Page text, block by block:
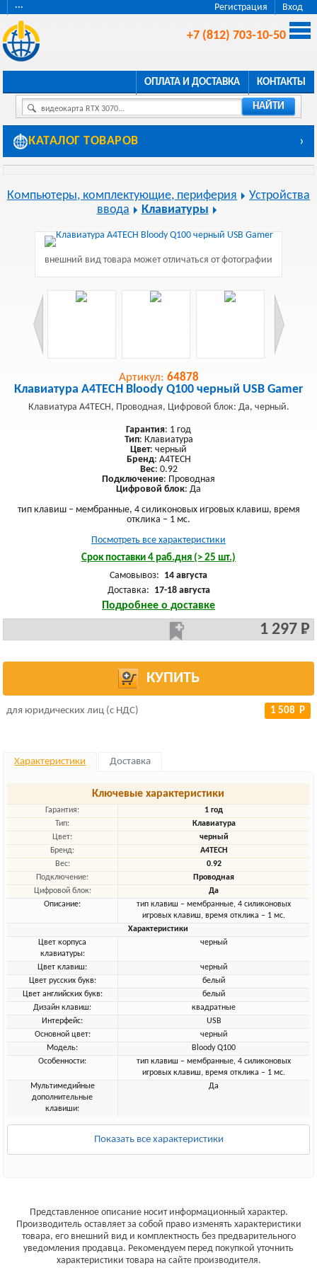
Регистрация Вход
···
+7 (812) 703-10-50
ОПЛАТА И ДОСТАВКА КОНТАКТЫ
видеокарта RTX 3070... НАЙТИ
КАТАЛОГ ТОВАРОВ ›
Компьютеры, комплектующие, периферия
Устройства
ввода
Клавиатуры
внешний вид товара может отличаться от фотографии
Артикул: 64878
Клавиатура A4TECH Bloody Q100 черный USB Gamer
Клавиатура A4TECH, Проводная, Цифровой блок: Да, черный.
Гарантия: 1 год
Тип: Клавиатура
Цвет: черный
Бренд: A4TECH
Вес: 0.92
Подключение: Проводная
Цифровой блок: Да
тип клавиш – мембранные, 4 силиконовых игровых клавиш, время
отклика – 1 мс.
Посмотреть все характеристики
Срок поставки 4 раб.дня (> 25 шт.)
Самовывоз: 14 августа
Доставка: 17-18 августа
Подробнее о доставке
1 297 Р
КУПИТЬ
для юридических лиц (с НДС) 1 508 Р
Характеристики Доставка
Ключевые характеристики
Гарантия:
1 год
Тип:
Клавиатура
Цвет:
черный
Бренд:
A4TECH
Вес:
0.92
Подключение:
Проводная
Цифровой блок:
Да
Описание:
тип клавиш – мембранные, 4 силиконовых
игровых клавиш, время отклика – 1 мс.
Характеристики
Цвет корпуса
клавиатуры:
черный
Цвет клавиш:
черный
Цвет русских букв:
белый
Цвет английских букв:
белый
Дизайн клавиш:
квадратные
Интерфейс:
USB
Основной цвет:
черный
Модель:
Bloody Q100
Особенности:
тип клавиш – мембранные, 4 силиконовых
игровых клавиш, время отклика – 1 мс.
Мультимедийные
дополнительные
клавиши:
Да
Показать все характеристики
Представленное описание носит информационный характер.
Производитель оставляет за собой право изменять характеристики
товара, его внешний вид и комплектность без предварительного
уведомления продавца. Рекомендуем перед покупкой уточнить
характеристики товара на сайте производителя.